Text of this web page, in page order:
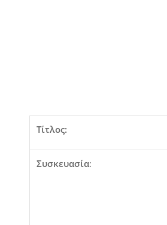
Τίτλος:
Συσκευασία: